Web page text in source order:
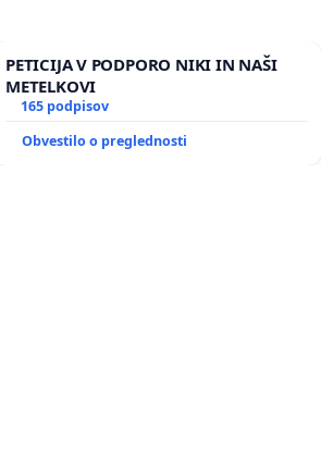
PETICIJA V PODPORO NIKI IN NAŠI
METELKOVI
165 podpisov
Obvestilo o preglednosti